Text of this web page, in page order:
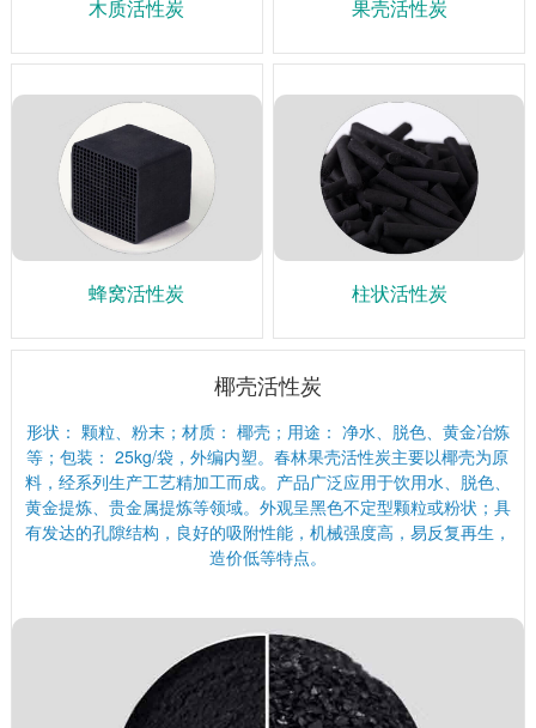
木质活性炭 果壳活性炭
蜂窝活性炭 柱状活性炭
椰壳活性炭
形状： 颗粒、粉末；材质： 椰壳；用途： 净水、脱色、黄金冶炼
等；包装： 25kg/袋，外编内塑。春林果壳活性炭主要以椰壳为原
料，经系列生产工艺精加工而成。产品广泛应用于饮用水、脱色、
黄金提炼、贵金属提炼等领域。外观呈黑色不定型颗粒或粉状；具
有发达的孔隙结构，良好的吸附性能，机械强度高，易反复再生，
造价低等特点。